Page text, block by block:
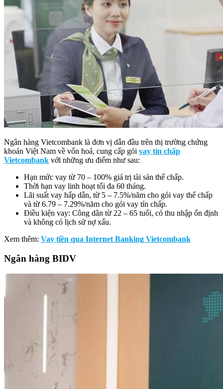
Ngân hàng Vietcombank là đơn vị dẫn đầu trên thị trường chứng
khoán Việt Nam về vốn hoá, cung cấp gói vay tín chấp
Vietcombank với những ưu điểm như sau:
Hạn mức vay từ 70 – 100% giá trị tài sản thế chấp.
Thời hạn vay linh hoạt tối đa 60 tháng.
Lãi suất vay hấp dẫn, từ 5 – 7.5%/năm cho gói vay thế chấp
và từ 6.79 – 7.29%/năm cho gói vay tín chấp.
Điều kiện vay: Công dân từ 22 – 65 tuổi, có thu nhập ổn định
và không có lịch sử nợ xấu.
Xem thêm: Vay tiền qua Internet Banking Vietcombank
Ngân hàng BIDV